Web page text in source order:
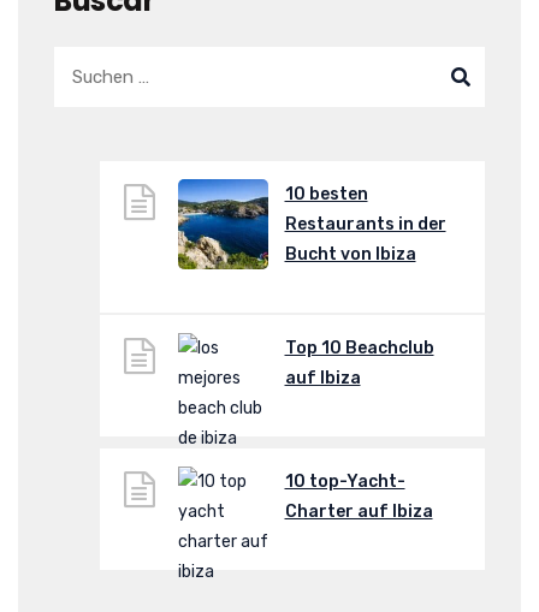
10 besten
Restaurants in der
Bucht von Ibiza
Top 10 Beachclub
auf Ibiza
10 top-Yacht-
Charter auf Ibiza